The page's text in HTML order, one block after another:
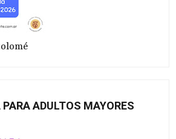
ADULTOS MAYORES